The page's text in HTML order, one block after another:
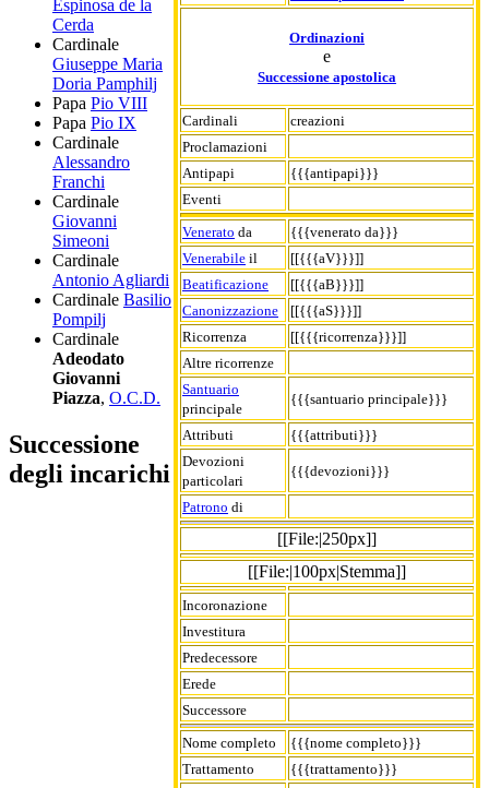
Ordinazioni
e
Successione apostolica
Cardinali
creazioni
Proclamazioni
Antipapi
{{{antipapi}}}
Eventi
Venerato da
{{{venerato da}}}
Venerabile il
[[{{{aV}}}]]
Beatificazione
[[{{{aB}}}]]
Canonizzazione
[[{{{aS}}}]]
Ricorrenza
[[{{{ricorrenza}}}]]
Altre ricorrenze
Santuario
principale
{{{santuario principale}}}
Attributi
{{{attributi}}}
Devozioni
particolari
{{{devozioni}}}
Patrono di
[[File:|250px]]
[[File:|100px|Stemma]]
Incoronazione
Investitura
Predecessore
Erede
Successore
Nome completo
{{{nome completo}}}
Trattamento
{{{trattamento}}}
Espinosa de la
Cerda
Cardinale
Giuseppe Maria
Doria Pamphilj
Papa Pio VIII
Papa Pio IX
Cardinale
Alessandro
Franchi
Cardinale
Giovanni
Simeoni
Cardinale
Antonio Agliardi
Cardinale Basilio
Pompilj
Cardinale
Adeodato
Giovanni
Piazza, O.C.D.
Successione
degli incarichi